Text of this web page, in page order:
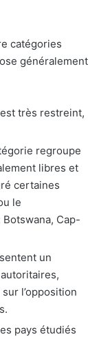
catégories
généralement
très restreint,
regroupe
libres et
certaines
le
Cap-
un
l’opposition
pays étudiés